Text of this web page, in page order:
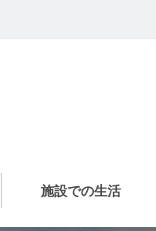
施設での生活